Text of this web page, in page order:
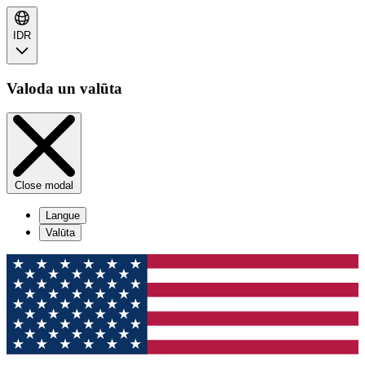
IDR
Valoda un valūta
Close modal
Langue
Valūta